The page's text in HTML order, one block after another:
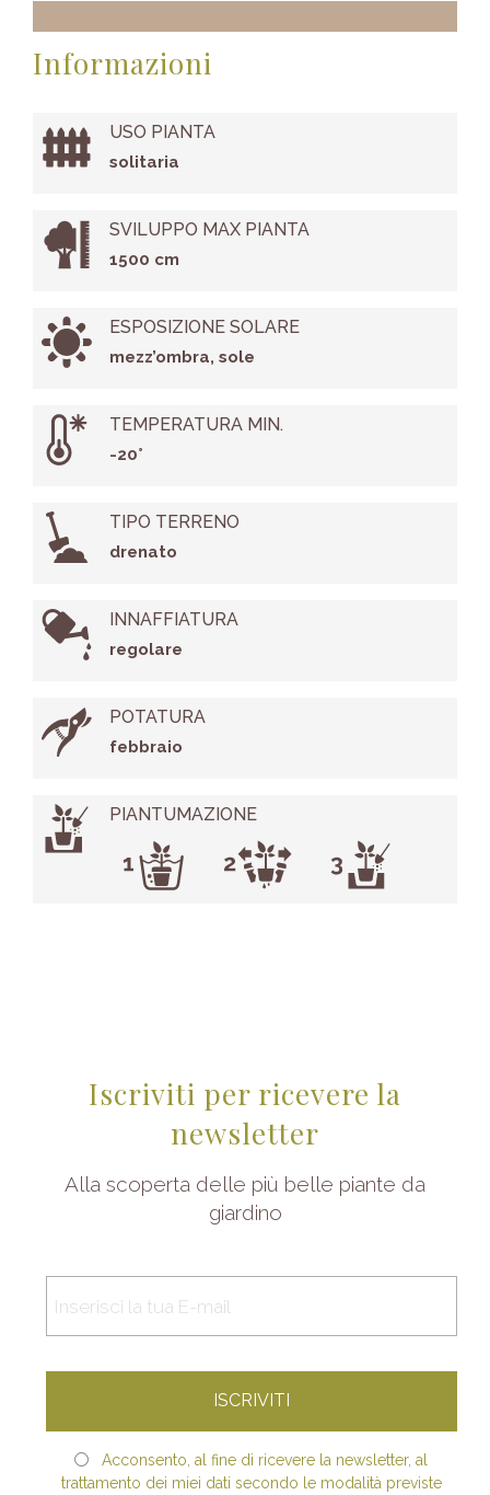
Informazioni
USO PIANTA
solitaria
SVILUPPO MAX PIANTA
1500 cm
ESPOSIZIONE SOLARE
mezz’ombra, sole
TEMPERATURA MIN.
-20°
TIPO TERRENO
drenato
INNAFFIATURA
regolare
POTATURA
febbraio
PIANTUMAZIONE
Iscriviti per ricevere la
newsletter
Alla scoperta delle più belle piante da
giardino
Acconsento, al fine di ricevere la newsletter, al
trattamento dei miei dati secondo le modalità previste